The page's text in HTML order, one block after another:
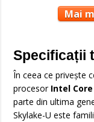
Mai
Specificații
În ceea ce privește
procesor Intel Core
parte din ultima
Skylake-U este